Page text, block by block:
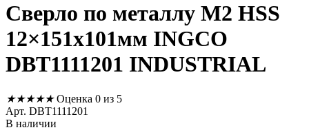
Сверло по металлу М2 HSS
12×151х101мм INGCO
DBT1111201 INDUSTRIAL
★★★★★ Оценка 0 из 5
Арт. DBT1111201
В наличии